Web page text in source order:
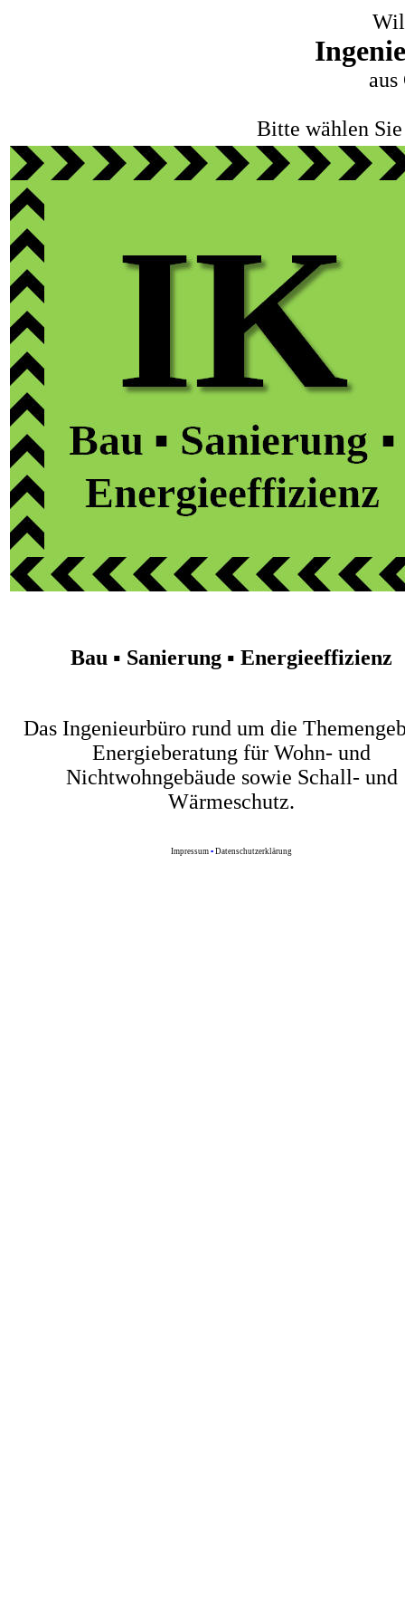
Bitte wählen
Bau ▪ Sanierung ▪ Energieeffizienz
Das Ingenieurbüro rund um die
Energieberatung für Wohn- und
Nichtwohngebäude sowie Schall- und
Wärmeschutz.
Impressum ▪Datenschutzerklärung